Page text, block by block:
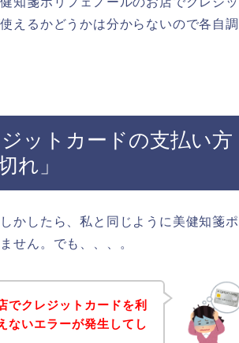
えるかどうかは分からないので各自調
ットカードの支払い方
れ」
かしたら、私と同じように美健知箋ポ
せん。でも、、、。
でクレジットカードを利
ないエラーが発生してし